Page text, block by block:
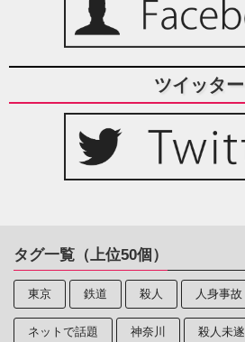
ツイッター
タグ一覧（上位50個）
東京 鉄道 殺人 人身事故
ネットで話題 神奈川 殺人未遂